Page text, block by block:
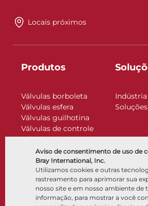
Aviso de consentimento de uso de
Bray International, Inc.
Utilizamos cookies e outras
rastreamento para aprimorar sua
nosso site e em nosso ambiente de
informação, para mostrar a você
Locais próximos
Produtos
Válvulas borboleta
Válvulas esfera
Válvulas guilhotina
Válvulas de controle
Válvulas de retenção
Atuadores
Acessórios de controle
Criogênico
Indústria
Empresa